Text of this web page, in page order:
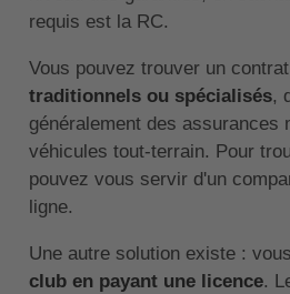
requis est la RC.
Vous pouvez trouver un
traditionnels ou spécialisés,
généralement des assurances
véhicules tout-terrain. Pour
pouvez vous servir d'un
ligne.
Une autre solution existe :
club en payant une licence.